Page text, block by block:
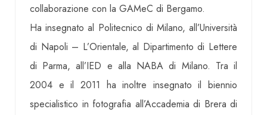
collaborazione con la GAMeC di Bergamo.
Ha insegnato al Politecnico di Milano, all’Università
di Napoli – L’Orientale, al Dipartimento di Lettere
di Parma, all’IED e alla NABA di Milano. Tra il
2004 e il 2011 ha inoltre insegnato il biennio
specialistico in fotografia all’Accademia di Brera di